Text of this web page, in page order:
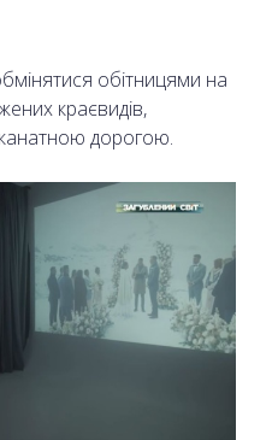
обітницями на
краєвидів,
дорогою.